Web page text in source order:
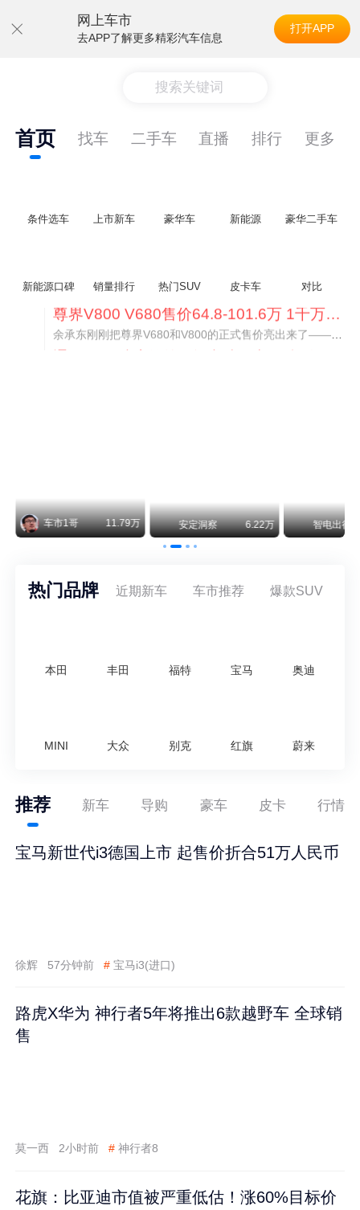
网上车市
去APP了解更多精彩汽车信息
打开APP
搜索关键词
首页 找车 二手车 直播 排行 更多
条件选车 上市新车 豪华车 新能源 豪华二手车
新能源口碑 销量排行 热门SUV 皮卡车 对比
通用CEO缺席签约 3年未踏足中国 释放反常信号
8月5日，上汽集团与通用汽车在上海完成上汽通用合资协议续约，合作周期一次性延长20年至2047年，这场关乎中美汽车标杆合资企业未来二十年走向的重磅签约仪式，备受全行业瞩目。
智电出行 8.54万 智电出行 8.18万 智电出行
热门品牌 近期新车 车市推荐 爆款SUV
本田 丰田 福特 宝马 奥迪
MINI 大众 别克 红旗 蔚来
推荐 新车 导购 豪车 皮卡 行情
宝马新世代i3德国上市 起售价折合51万人民币
徐辉 57分钟前 # 宝马i3(进口)
路虎X华为 神行者5年将推出6款越野车 全球销
售
莫一西 2小时前 # 神行者8
花旗：比亚迪市值被严重低估！涨60%目标价